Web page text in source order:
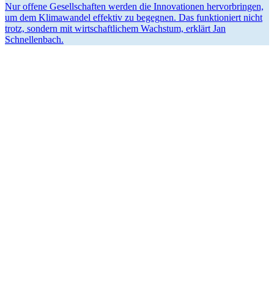
Nur offene Gesell­schaften werden die Innova­tionen hervor­bringen,
um dem Klima­wandel effektiv zu begegnen. Das funktio­niert nicht
trotz, sondern mit wirtschaft­lichem Wachstum, erklärt Jan
Schnellenbach.